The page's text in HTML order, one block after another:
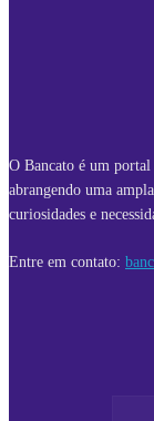
O Bancato é um portal
abrangendo uma
curiosidades e
Entre em contato: